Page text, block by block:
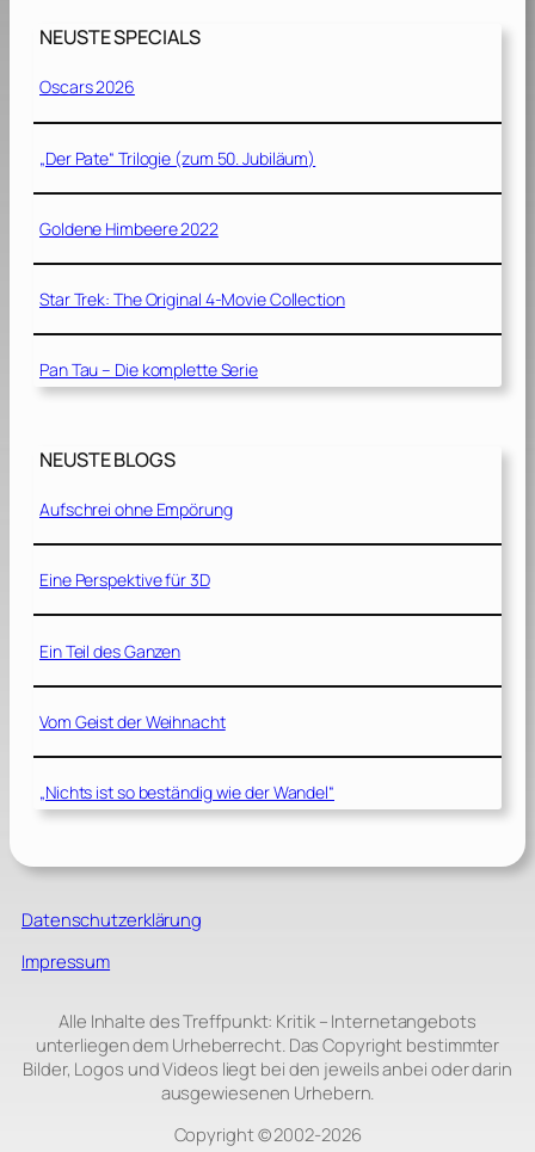
NEUSTE SPECIALS
Oscars 2026
„Der Pate“ Trilogie (zum 50. Jubiläum)
Goldene Himbeere 2022
Star Trek: The Original 4-Movie Collection
Pan Tau – Die komplette Serie
NEUSTE BLOGS
Aufschrei ohne Empörung
Eine Perspektive für 3D
Ein Teil des Ganzen
Vom Geist der Weihnacht
„Nichts ist so beständig wie der Wandel“
Datenschutzerklärung
Impressum
Alle Inhalte des Treffpunkt: Kritik – Internetangebots
unterliegen dem Urheberrecht. Das Copyright bestimmter
Bilder, Logos und Videos liegt bei den jeweils anbei oder darin
ausgewiesenen Urhebern.
Copyright © 2002‑2026